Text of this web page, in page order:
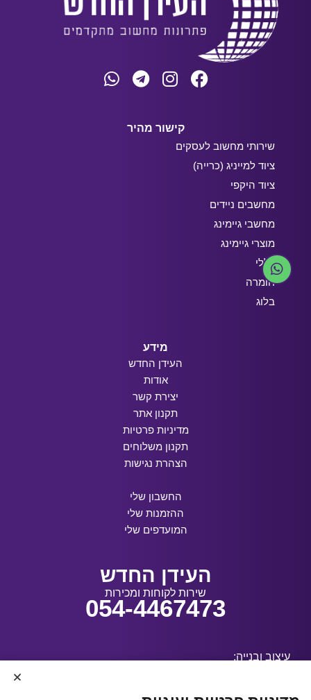
קישור מהיר
שירותי מחשוב לעסקים
ציוד למייניג (כרייה)
ציוד היקפי
מחשבים ניידים
מחשבי גיימינג
מוצרי גיימינג
כללי
חומרה
בלוג
מידע
העידן החדש
אודות
יצירת קשר
תקנון אתר
מדיניות פרטיות
תקנון משלוחים
הצהרת נגישות
החשבון שלי
ההזמנות שלי
המועדפים שלי
העידן החדש
שירות לקוחות ומכירות
054-4467473
עיצוב ובנייה: